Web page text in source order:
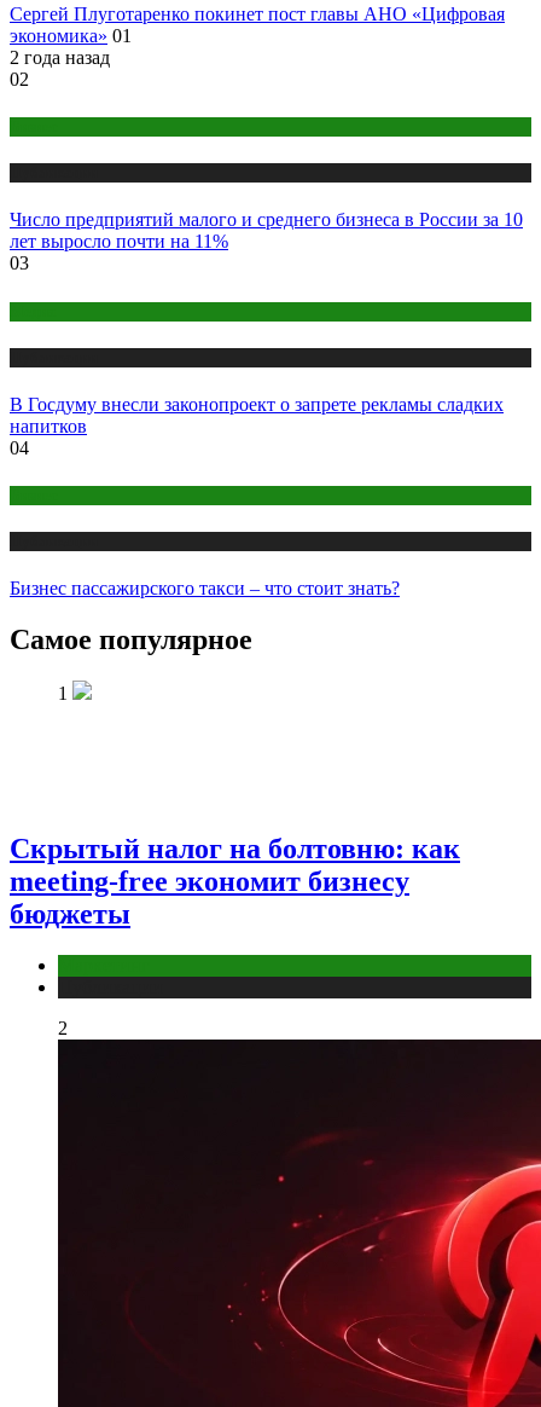
Сергей Плуготаренко покинет пост главы АНО «Цифровая
экономика» 01
2 года назад
02
Число предприятий малого и среднего бизнеса в России за 10
лет выросло почти на 11%
03
В Госдуму внесли законопроект о запрете рекламы сладких
напитков
04
Бизнес пассажирского такси – что стоит знать?
Самое популярное
1
Скрытый налог на болтовню: как
meeting-free экономит бизнесу
бюджеты
2